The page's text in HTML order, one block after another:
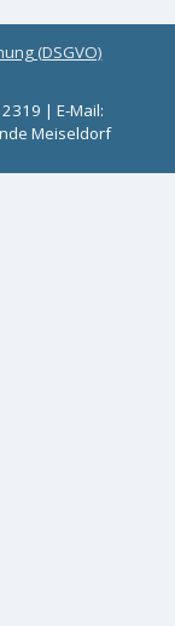
(DSGVO)
| E-Mail:
Meiseldorf